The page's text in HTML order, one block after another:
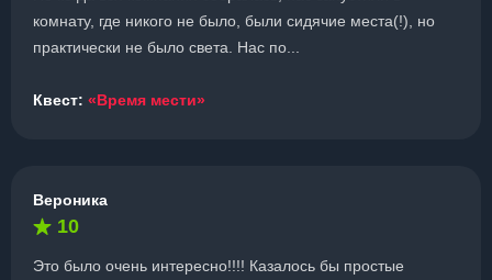
комнату, где никого не было, были сидячие места(!), но
практически не было света. Нас по...
Квест: «Время мести»
Вероника
10
Это было очень интересно!!!! Казалось бы простые